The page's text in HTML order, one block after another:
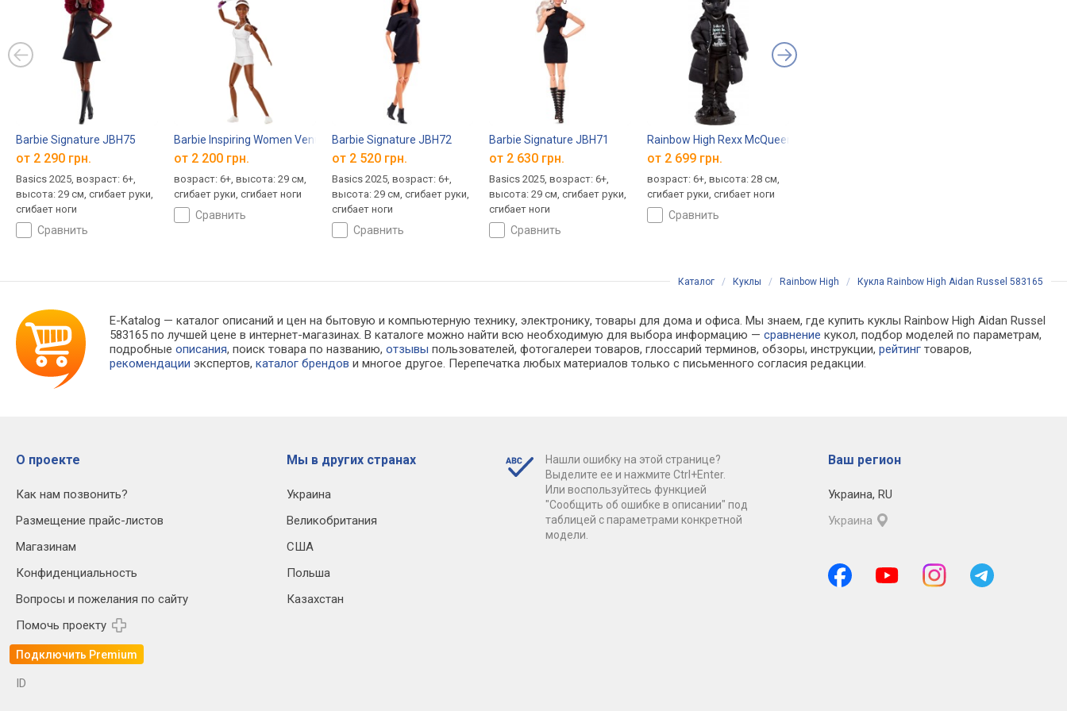
Barbie Signature JBH75
от 2 290 грн.
Basics 2025, возраст: 6+,
высота: 29 см, сгибает руки,
сгибает ноги
сравнить
Barbie Inspiring Women Venus Williams HRM49
от 2 200 грн.
возраст: 6+, высота: 29 см,
сгибает руки, сгибает ноги
сравнить
Barbie Signature JBH72
от 2 520 грн.
Basics 2025, возраст: 6+,
высота: 29 см, сгибает руки,
сгибает ноги
сравнить
Barbie Signature JBH71
от 2 630 грн.
Basics 2025, возраст: 6+,
высота: 29 см, сгибает руки,
сгибает ноги
сравнить
Rainbow High Rexx McQueen 583080
от 2 699 грн.
возраст: 6+, высота: 28 см,
сгибает руки, сгибает ноги
сравнить
Каталог / Куклы / Rainbow High / Кукла Rainbow High Aidan Russel 583165
E-Katalog — каталог описаний и цен на бытовую и компьютерную технику, электронику, товары для дома и офиса. Мы знаем, где купить куклы Rainbow High Aidan Russel
583165 по лучшей цене в интернет-магазинах. В каталоге можно найти всю необходимую для выбора информацию —сравнение кукол, подбор моделей по параметрам,
подробныеописания, поиск товара по названию,отзывы пользователей, фотогалереи товаров, глоссарий терминов, обзоры, инструкции,рейтинг товаров,
рекомендации экспертов,каталог брендов и многое другое. Перепечатка любых материалов только с письменного согласия редакции.
О проекте
Как нам позвонить?
Размещение прайс-листов
Магазинам
Конфиденциальность
Вопросы и пожелания по сайту
Помочь проекту
Подключить Premium
Мы в других странах
Украина
Великобритания
США
Польша
Казахстан
Нашли ошибку на этой странице?
Выделите ее и нажмите Ctrl+Enter.
Или воспользуйтесь функцией
"Сообщить об ошибке в описании" под
таблицей с параметрами конкретной
модели.
Ваш регион
Украина, RU
Украина
ID